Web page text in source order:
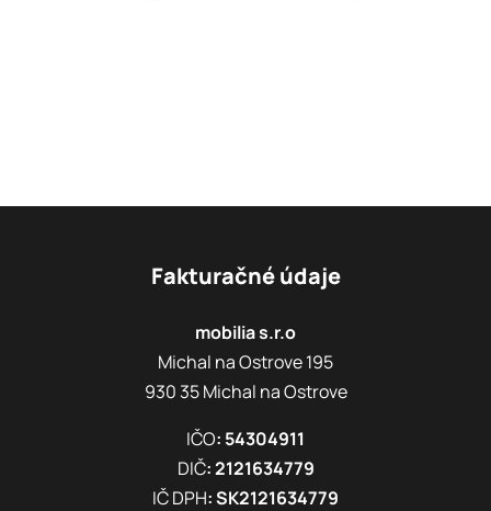
Fakturačné údaje
mobilia s.r.o
Michal na Ostrove 195
930 35 Michal na Ostrove
IČO: 54304911
DIČ: 2121634779
IČ DPH: SK2121634779